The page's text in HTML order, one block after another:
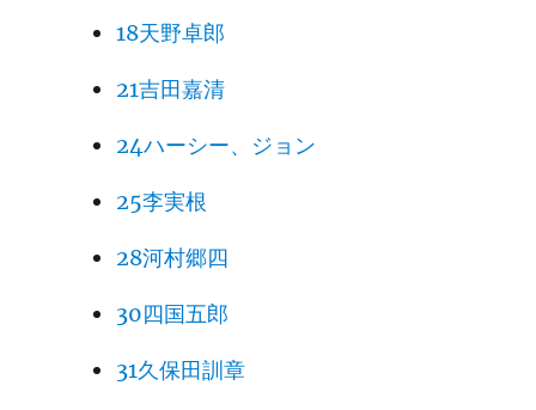
18天野卓郎
21吉田嘉清
24ハーシー、ジョン
25李実根
28河村郷四
30四国五郎
31久保田訓章